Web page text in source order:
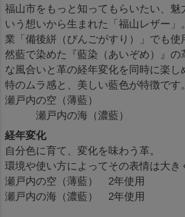
福山市をもっと知ってもらいたい、魅
いう想いから生まれた「福山レザー」
業「備後絣（びんごがすり）」でも使
然藍で染めた『藍染（あいぞめ）』の
な風合いと革の経年変化を同時に楽し
特のムラ感と、美しい藍色が特徴です。
瀬戸内の空（薄藍）
瀬戸内の海（濃藍）
経年変化
自分色に育て、変化を味わう革。
環境や使い方によってその表情は大き
瀬戸内の空（薄藍） 2年使用
瀬戸内の海（濃藍） 2年使用